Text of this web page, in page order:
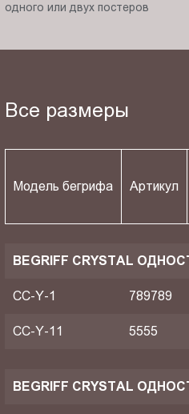
одного или двух постеров
Все размеры
Модель бегрифа Артикул
BEGRIFF CRYSTAL
CC-Y-1 789789
CC-Y-11 5555
BEGRIFF CRYSTAL